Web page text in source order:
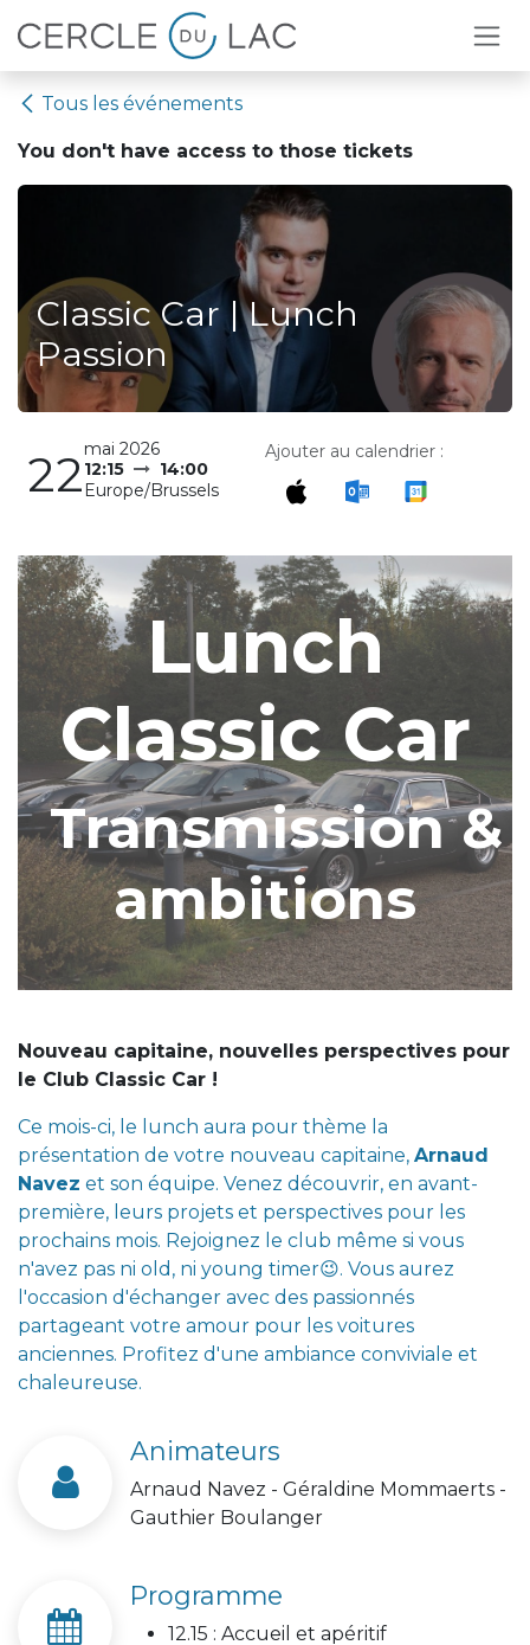
Se rendre au contenu
Tous les événements
You don't have access to those tickets
Classic Car | Lunch
Passion
22mai 2026
12:15
14:00
Europe/Brussels
Ajouter au calendrier :
Lunch
Classic Car
Transmission &
ambitions
Nouveau capitaine, nouvelles perspectives pour
le Club Classic Car !
Ce mois-ci, le lunch aura pour thème la
présentation de votre nouveau capitaine, Arnaud
Navez et son équipe. Venez découvrir, en avant-
première, leurs projets et perspectives pour les
prochains mois. Rejoignez le club même si vous
n'avez pas ni old, ni young timer😉. Vous aurez
l'occasion d'échanger avec des passionnés
partageant votre amour pour les voitures
anciennes. Profitez d'une ambiance conviviale et
chaleureuse.
Animateurs
Arnaud Navez - Géraldine Mommaerts -
Gauthier Boulanger
Programme
12.15 : Accueil et apéritif